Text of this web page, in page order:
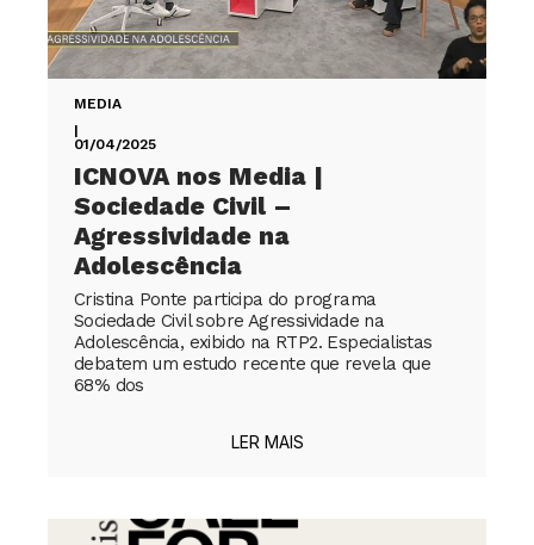
MEDIA
|
01/04/2025
ICNOVA nos Media |
Sociedade Civil –
Agressividade na
Adolescência
Cristina Ponte participa do programa
Sociedade Civil sobre Agressividade na
Adolescência, exibido na RTP2. Especialistas
debatem um estudo recente que revela que
68% dos
LER MAIS